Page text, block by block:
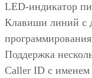
LED-индикатор
Клавиши линий с
Поддержка
Caller ID с